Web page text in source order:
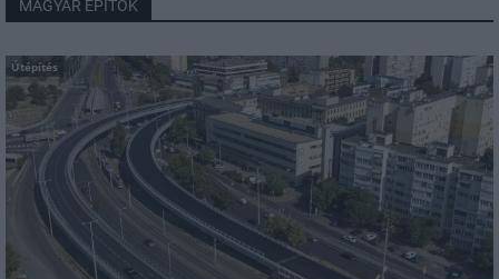
MAGYAR ÉPÍTŐK
Útépítés